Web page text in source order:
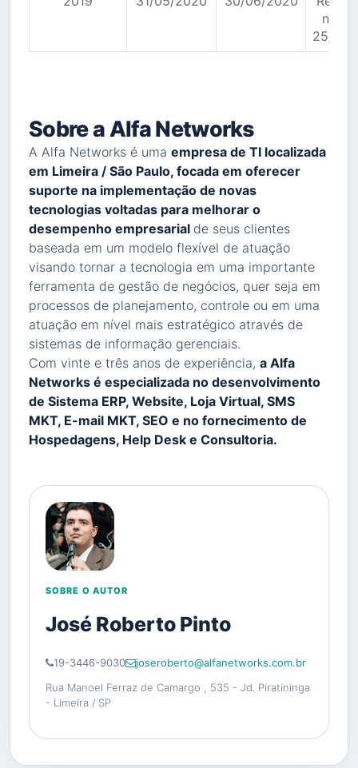
n.
25/03/
Sobre a Alfa Networks
A Alfa Networks é uma empresa de TI localizada
em Limeira / São Paulo, focada em oferecer
suporte na implementação de novas
tecnologias voltadas para melhorar o
desempenho empresarial de seus clientes
baseada em um modelo flexível de atuação
visando tornar a tecnologia em uma importante
ferramenta de gestão de negócios, quer seja em
processos de planejamento, controle ou em uma
atuação em nível mais estratégico através de
sistemas de informação gerenciais.
Com vinte e três anos de experiência, a Alfa
Networks é especializada no desenvolvimento
de Sistema ERP, Website, Loja Virtual, SMS
MKT, E-mail MKT, SEO e no fornecimento de
Hospedagens, Help Desk e Consultoria.
SOBRE O AUTOR
José Roberto Pinto
19-3446-9030
joseroberto@alfanetworks.com.br
Rua Manoel Ferraz de Camargo , 535 - Jd. Piratininga
- Limeira / SP